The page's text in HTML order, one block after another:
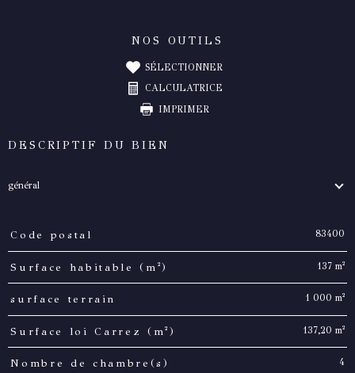
NOS OUTILS
SÉLECTIONNER
CALCULATRICE
IMPRIMER
DESCRIPTIF DU BIEN
général
TRAD_PAMPERO_Caracteristique
Code postal 83400
Surface habitable (m²) 137 m²
surface terrain 1 000 m²
Surface loi Carrez (m²) 137,20 m²
Nombre de chambre(s) 4